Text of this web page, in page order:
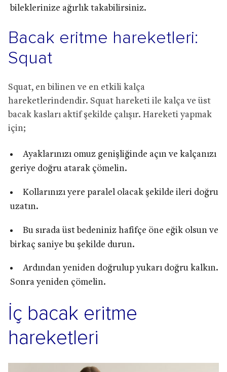
bileklerinize ağırlık takabilirsiniz.
Bacak eritme hareketleri:
Squat
Squat, en bilinen ve en etkili kalça
hareketlerindendir. Squat hareketi ile kalça ve üst
bacak kasları aktif şekilde çalışır. Hareketi yapmak
için;
Ayaklarınızı omuz genişliğinde açın ve kalçanızı
geriye doğru atarak çömelin.
Kollarınızı yere paralel olacak şekilde ileri doğru
uzatın.
Bu sırada üst bedeniniz hafifçe öne eğik olsun ve
birkaç saniye bu şekilde durun.
Ardından yeniden doğrulup yukarı doğru kalkın.
Sonra yeniden çömelin.
İç bacak eritme
hareketleri